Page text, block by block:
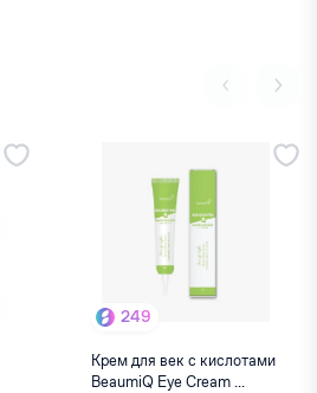
249
Крем для век с кислотами
BeaumiQ Eye Cream ...